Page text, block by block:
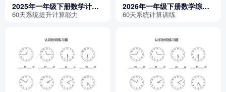
2025年一年级下册数学计算
每日一练（共60天）
60天系统提升计算能力
2026年一年级下册数学综合
计算每日一练（共60天）
60天系统计算训练